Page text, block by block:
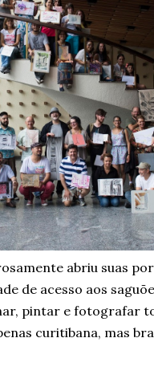
abriu suas
de acesso aos
pintar e fotografar
curitibana, mas